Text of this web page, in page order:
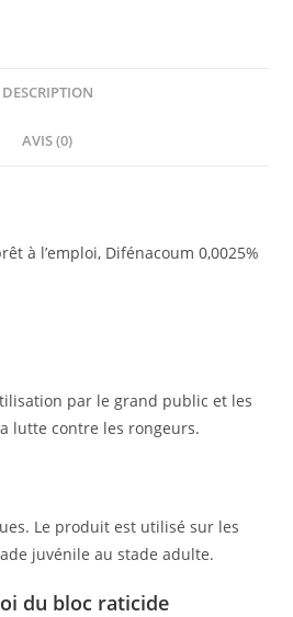
DESCRIPTION
AVIS (0)
à l’emploi, Difénacoum 0,0025%
par le grand public et les
lutte contre les rongeurs.
Le produit est utilisé sur les
juvénile au stade adulte.
du bloc raticide